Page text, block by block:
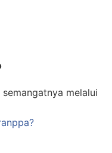
melalui